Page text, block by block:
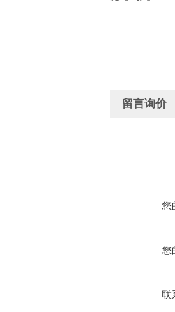
留言询价
您
您
联